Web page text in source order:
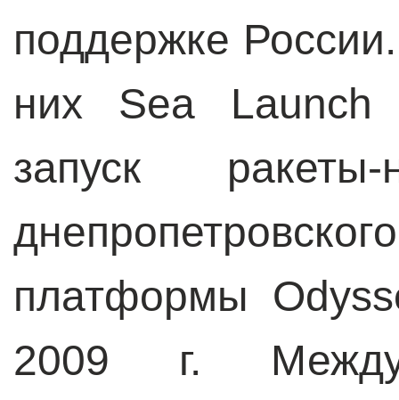
поддержке
них Sea Launch
запуск ракеты-
платформы
2009 г.